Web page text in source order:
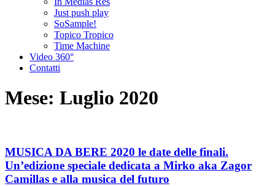
Just push play
SoSample!
Topico Tropico
Time Machine
Video 360°
Contatti
Mese: Luglio 2020
MUSICA DA BERE 2020 le date delle finali.
Un’edizione speciale dedicata a Mirko aka Zagor
Camillas e alla musica del futuro